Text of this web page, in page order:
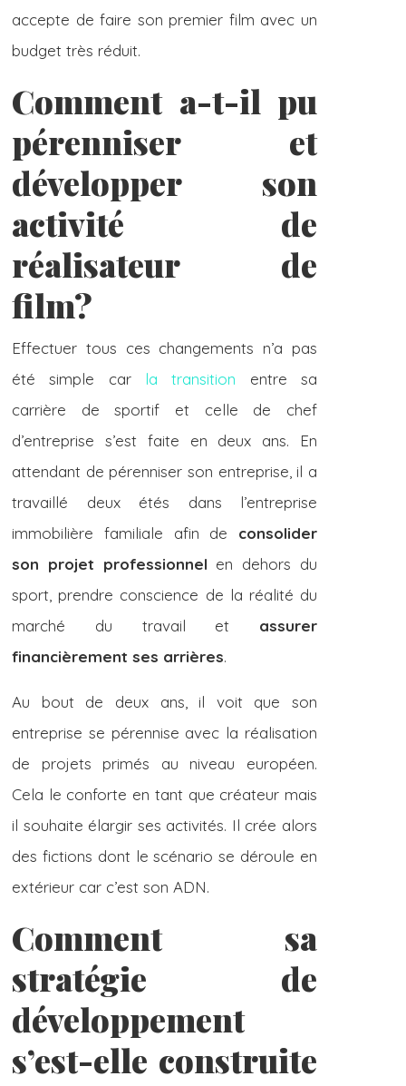
accepte de faire son premier film avec un
budget très réduit.
Comment a-t-il pu
pérenniser et
développer son
activité de
réalisateur de
film?
Effectuer tous ces changements n’a pas
été simple car la transition entre sa
carrière de sportif et celle de chef
d’entreprise s’est faite en deux ans. En
attendant de pérenniser son entreprise, il a
travaillé deux étés dans l’entreprise
immobilière familiale afin de consolider
son projet professionnel en dehors du
sport, prendre conscience de la réalité du
marché du travail et assurer
financièrement ses arrières.
Au bout de deux ans, il voit que son
entreprise se pérennise avec la réalisation
de projets primés au niveau européen.
Cela le conforte en tant que créateur mais
il souhaite élargir ses activités. Il crée alors
des fictions dont le scénario se déroule en
extérieur car c’est son ADN.
Comment sa
stratégie de
développement
s’est-elle construite